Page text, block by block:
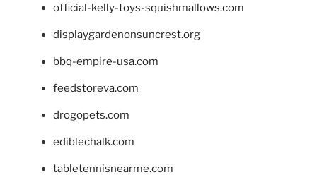
official-kelly-toys-squishmallows.com
displaygardenonsuncrest.org
bbq-empire-usa.com
feedstoreva.com
drogopets.com
ediblechalk.com
tabletennisnearme.com